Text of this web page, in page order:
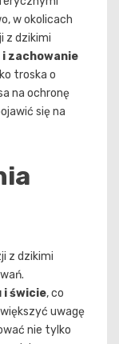
w okolicach
z dzikimi
zachowanie
troska o
na ochronę
się na
z dzikimi
i świcie, co
uwagę
nie tylko